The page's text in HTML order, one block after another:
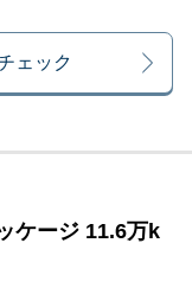
ェック
ケージ 11.6万k